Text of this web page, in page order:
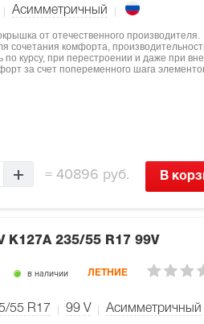
Асимметричный
от отечественного производителя.
сочетания комфорта,
по курсу, при перестроении и даже при
за счет попеременного шага
= 40896 руб. В
K127A 235/55 R17 99V
в наличии ЛЕТНИЕ
55 R17 99 V Асимметричный